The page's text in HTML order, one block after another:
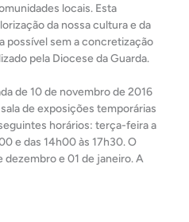
locais. Esta
da nossa cultura e da
possível sem a concretização
pela Diocese da Guarda.
de 10 de novembro de 2016
de exposições temporárias
horários: terça-feira a
e das 14h00 às 17h30. O
dezembro e 01 de janeiro. A